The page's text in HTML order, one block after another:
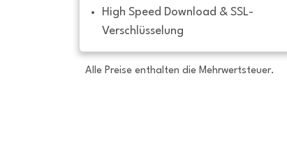
High Speed Download & SSL-
Verschlüsselung
Alle Preise enthalten die Mehrwertsteuer.